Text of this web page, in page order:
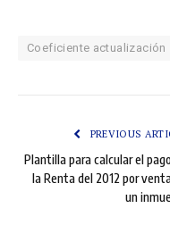
Coeficiente actualización
PREVIOUS
Plantilla para calcular el
la Renta del 2012 por
un